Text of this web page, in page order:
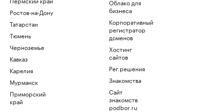
Ростов-на-Дону
Татарстан
Тюмень
Черноземье
Кавказ
Карелия
Мурманск
Приморский
край
Облако для
бизнеса
Корпоративный
регистратор
доменов
Хостинг
сайтов
Рег.решения
Знакомства
Сайт
знакомств
podbor.ru